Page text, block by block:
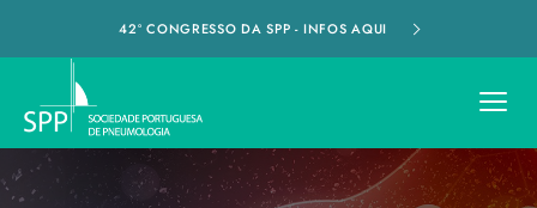
42º CONGRESSO DA SPP - INFOS AQUI